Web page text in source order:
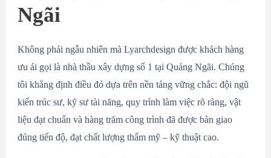
Ngãi
Không phải ngẫu nhiên mà Lyarchdesign được khách hàng
ưu ái gọi là nhà thầu xây dựng số 1 tại Quảng Ngãi. Chúng
tôi khẳng định điều đó dựa trên nền tảng vững chắc: đội ngũ
kiến trúc sư, kỹ sư tài năng, quy trình làm việc rõ ràng, vật
liệu đạt chuẩn và hàng trăm công trình đã được bàn giao
đúng tiến độ, đạt chất lượng thẩm mỹ – kỹ thuật cao.